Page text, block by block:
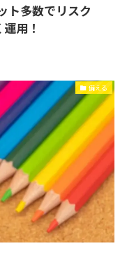
ト多数でリスク
用！
備える